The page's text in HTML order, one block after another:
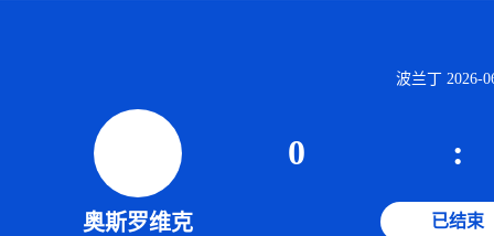
波兰丁 2026-
奥斯罗维克
0 :
已结束